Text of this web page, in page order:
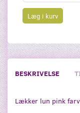
Læg i kurv
BESKRIVELSE
Lækker lun pink